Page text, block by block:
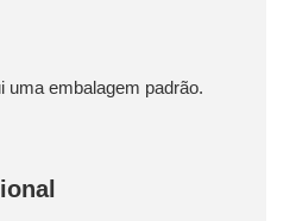
uma embalagem padrão.